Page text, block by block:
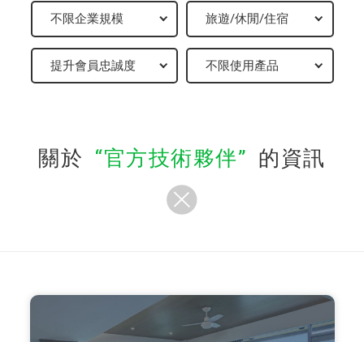
關於 官方技術夥伴 的資訊